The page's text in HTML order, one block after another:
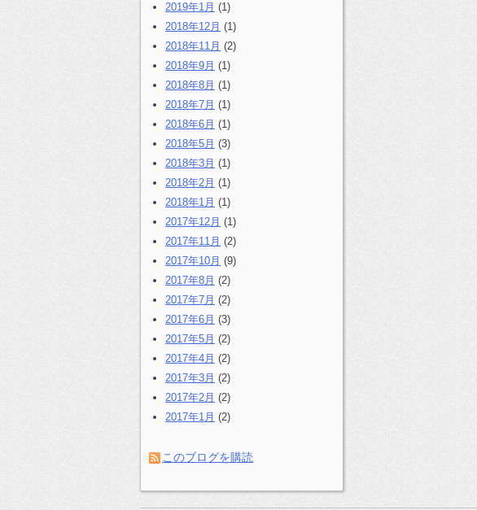
2019年1月 (1)
2018年12月 (1)
2018年11月 (2)
2018年9月 (1)
2018年8月 (1)
2018年7月 (1)
2018年6月 (1)
2018年5月 (3)
2018年3月 (1)
2018年2月 (1)
2018年1月 (1)
2017年12月 (1)
2017年11月 (2)
2017年10月 (9)
2017年8月 (2)
2017年7月 (2)
2017年6月 (3)
2017年5月 (2)
2017年4月 (2)
2017年3月 (2)
2017年2月 (2)
2017年1月 (2)
このブログを購読